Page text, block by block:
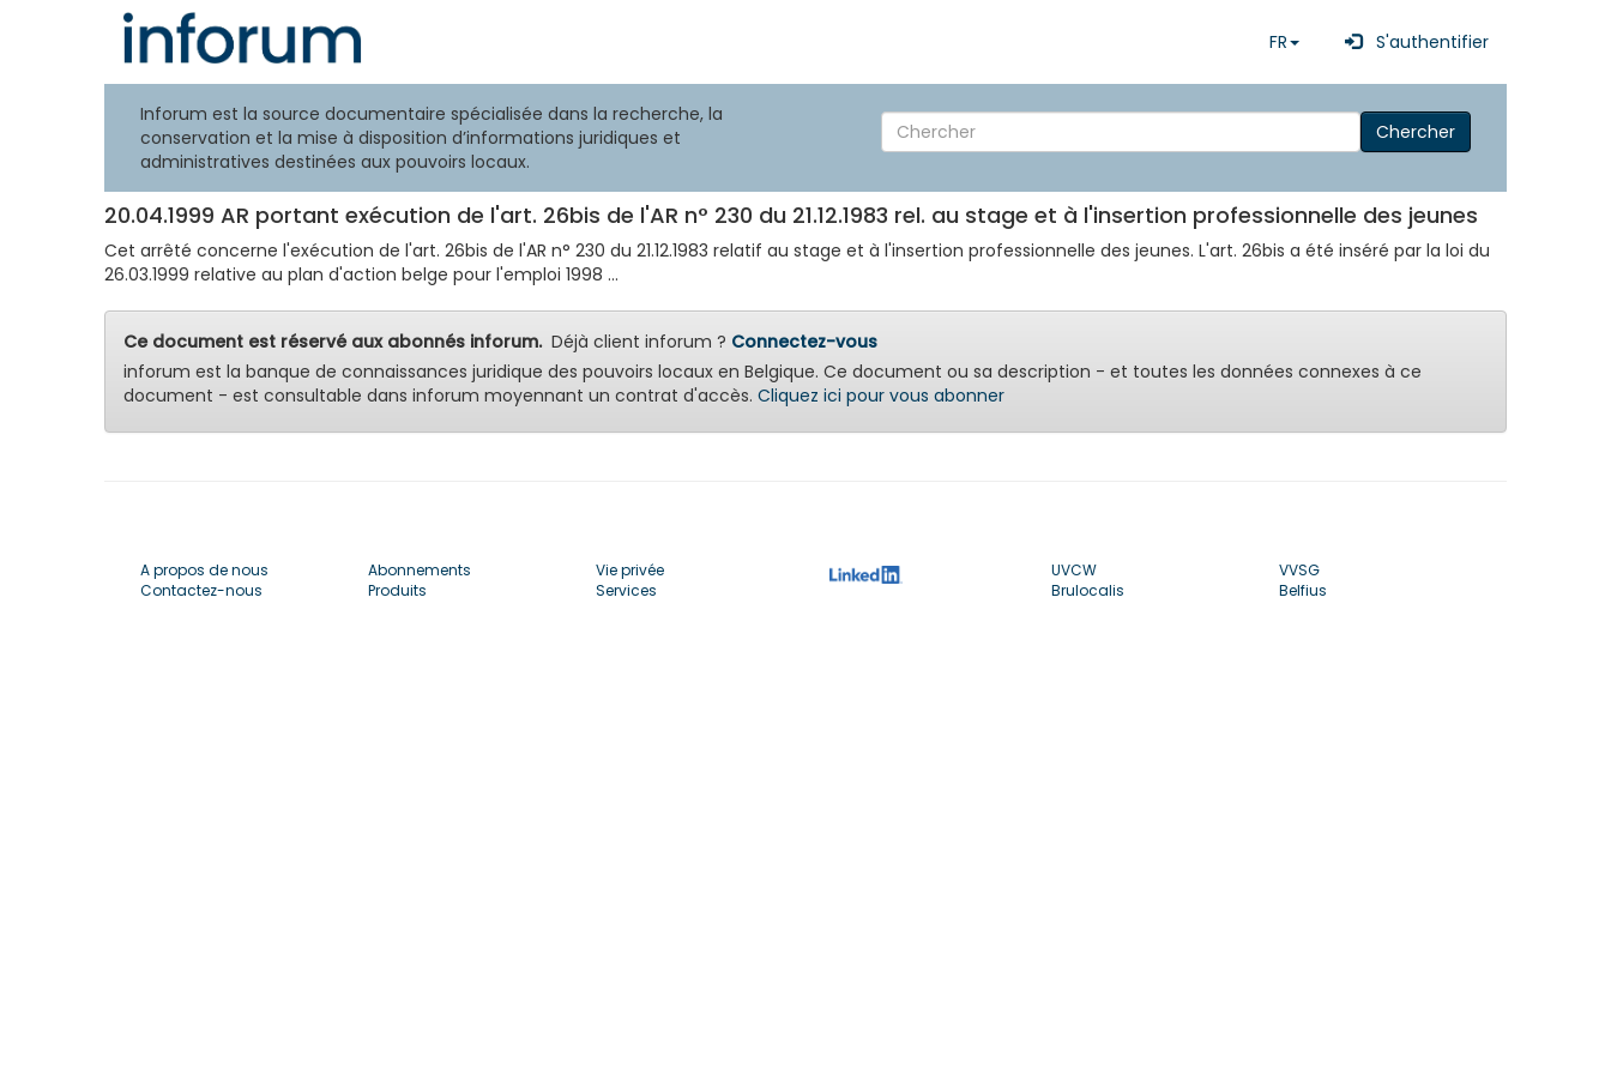
FR S'authentifier
Inforum est la source documentaire spécialisée dans la recherche, la
conservation et la mise à disposition d’informations juridiques et
administratives destinées aux pouvoirs locaux.
Chercher
20.04.1999 AR portant exécution de l'art. 26bis de l'AR n° 230 du 21.12.1983 rel. au stage et à l'insertion professionnelle des jeunes
Cet arrêté concerne l'exécution de l'art. 26bis de l'AR n° 230 du 21.12.1983 relatif au stage et à l'insertion professionnelle des jeunes. L'art. 26bis a été inséré par la loi du
26.03.1999 relative au plan d'action belge pour l'emploi 1998 ...
Ce document est réservé aux abonnés inforum.Déjà client inforum ? Connectez-vous
inforum est la banque de connaissances juridique des pouvoirs locaux en Belgique. Ce document ou sa description - et toutes les données connexes à ce
document - est consultable dans inforum moyennant un contrat d'accès. Cliquez ici pour vous abonner
A propos de nous
Contactez-nous
Abonnements
Produits
Vie privée
Services
UVCW
Brulocalis
VVSG
Belfius